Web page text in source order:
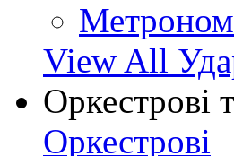
View All
Оркестрові
Оркестрові